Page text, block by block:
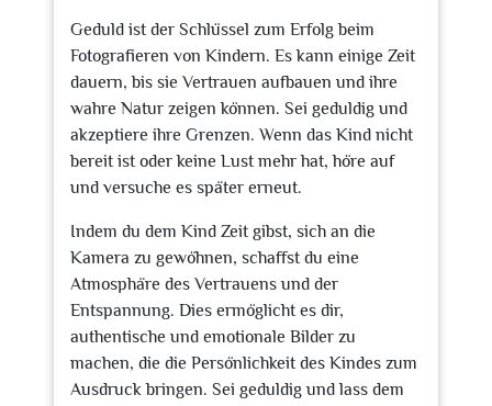
Geduld ist der Schlüssel zum Erfolg beim
Fotografieren von Kindern. Es kann einige Zeit
dauern, bis sie Vertrauen aufbauen und ihre
wahre Natur zeigen können. Sei geduldig und
akzeptiere ihre Grenzen. Wenn das Kind nicht
bereit ist oder keine Lust mehr hat, höre auf
und versuche es später erneut.
Indem du dem Kind Zeit gibst, sich an die
Kamera zu gewöhnen, schaffst du eine
Atmosphäre des Vertrauens und der
Entspannung. Dies ermöglicht es dir,
authentische und emotionale Bilder zu
machen, die die Persönlichkeit des Kindes zum
Ausdruck bringen. Sei geduldig und lass dem